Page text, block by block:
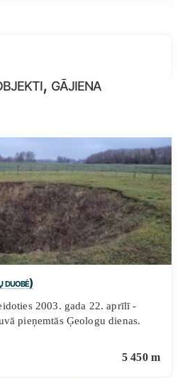
gājiena
duobė)
2003. gada 22. aprīlī -
pieņemtās Ģeologu dienas.
5 450 m